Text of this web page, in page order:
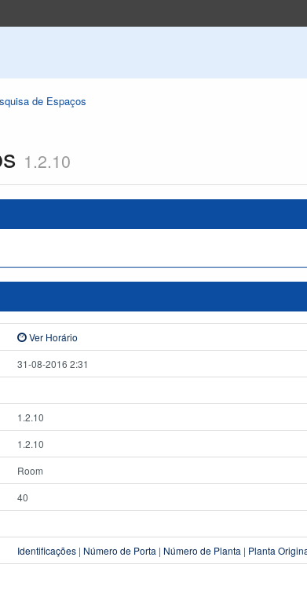
de Espaços
1.2.10
Ver Horário
31-08-2016 2:31
1.2.10
1.2.10
Room
40
Identificações | Número de Porta | Número de Planta | Planta